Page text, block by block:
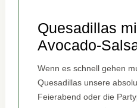
Quesadillas
Avocado-
Wenn es schnell gehen
Quesadillas unsere
Feierabend oder die